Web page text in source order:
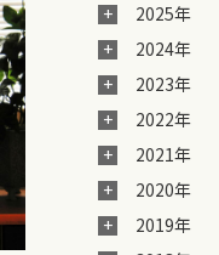
2025年
2024年
2023年
2022年
2021年
2020年
2019年